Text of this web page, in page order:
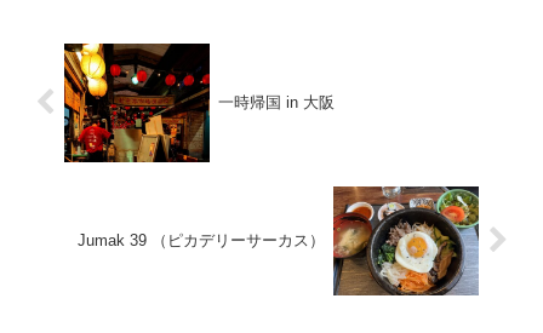
一時帰国 in 大阪
Jumak 39 （ピカデリーサーカス）